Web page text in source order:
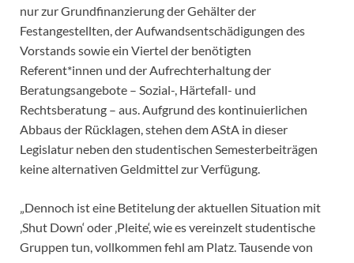
nur zur Grundfinanzierung der Gehälter der
Festangestellten, der Aufwandsentschädigungen des
Vorstands sowie ein Viertel der benötigten
Referent*innen und der Aufrechterhaltung der
Beratungsangebote – Sozial-, Härtefall- und
Rechtsberatung – aus. Aufgrund des kontinuierlichen
Abbaus der Rücklagen, stehen dem AStA in dieser
Legislatur neben den studentischen Semesterbeiträgen
keine alternativen Geldmittel zur Verfügung.
„Dennoch ist eine Betitelung der aktuellen Situation mit
‚Shut Down‘ oder ‚Pleite‘, wie es vereinzelt studentische
Gruppen tun, vollkommen fehl am Platz. Tausende von